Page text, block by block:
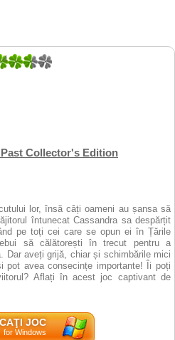
4
Collector's Edition
lor, însă câți oameni au șansa să
întunecat Cassandra sa despărțit
pe toți cei care se opun ei în Țările
să călătorești în trecut pentru a
Dar aveți grijă, chiar și schimbările mici
pot avea consecințe importante! Îi poți
Aflați în acest joc captivant de
JOC
for Windows